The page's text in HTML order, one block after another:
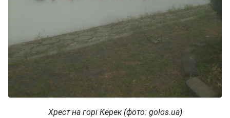
Хрест на горі Керек (фото: golos.ua)